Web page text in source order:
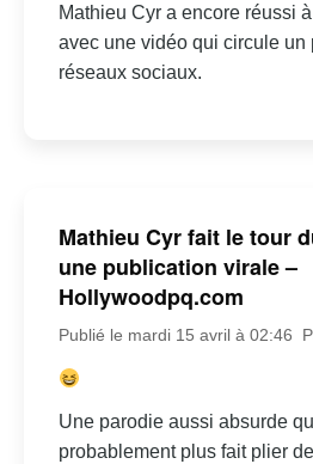
Mathieu Cyr a encore réussi
avec une vidéo qui circule un
réseaux sociaux.
Mathieu Cyr fait le tour
une publication virale –
Hollywoodpq.com
Publié le mardi 15 avril à 02:46
Une parodie aussi absurde
probablement plus fait plier